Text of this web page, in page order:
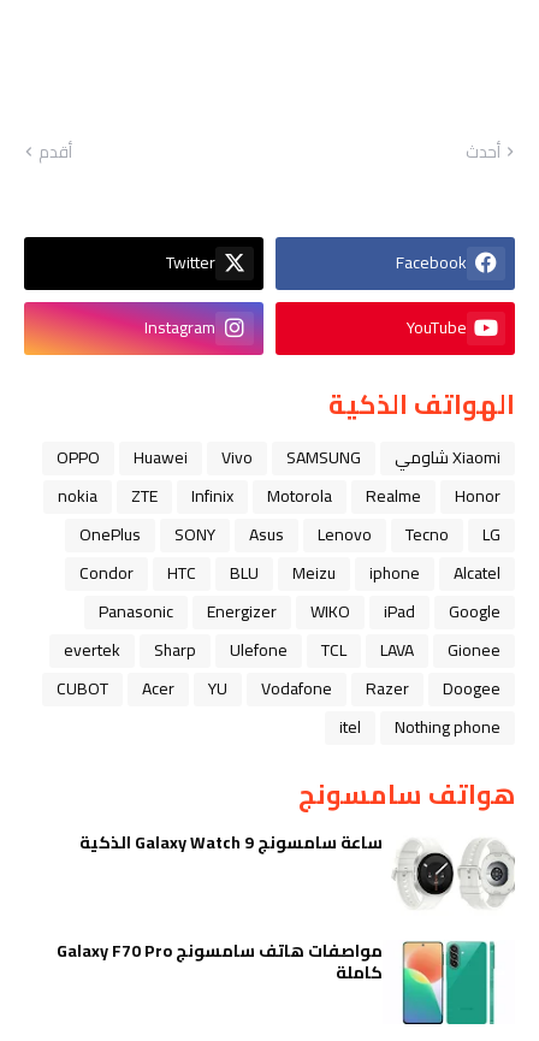
أحدث أقدم
Facebook
Twitter
YouTube
Instagram
الهواتف الذكية
Xiaomi شاومي SAMSUNG
Vivo
Huawei
OPPO
Honor
Realme
Motorola
Infinix
ZTE
nokia
LG
Tecno
Lenovo
Asus
SONY
OnePlus
Alcatel
iphone
Meizu
BLU
HTC
Condor
Google
iPad
WIKO
Energizer
Panasonic
Gionee
LAVA
TCL
Ulefone
Sharp
evertek
Doogee
Razer
Vodafone
YU
Acer
CUBOT
Nothing phone
itel
هواتف سامسونج
ساعة سامسونج Galaxy Watch 9 الذكية
مواصفات هاتف سامسونج Galaxy F70 Pro
كاملة